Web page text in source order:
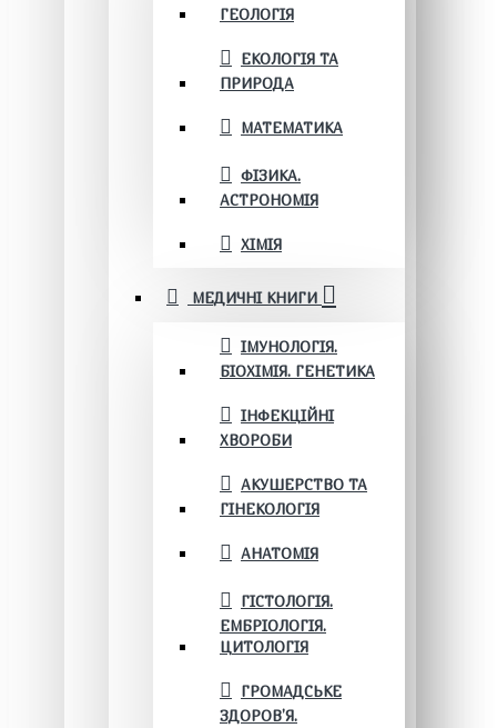
ГЕОЛОГІЯ
ЕКОЛОГІЯ ТА
ПРИРОДА
МАТЕМАТИКА
ФІЗИКА.
АСТРОНОМІЯ
ХІМІЯ
МЕДИЧНІ КНИГИ
ІМУНОЛОГІЯ.
БІОХІМІЯ. ГЕНЕТИКА
ІНФЕКЦІЙНІ
ХВОРОБИ
АКУШЕРСТВО ТА
ГІНЕКОЛОГІЯ
АНАТОМІЯ
ГІСТОЛОГІЯ.
ЕМБРІОЛОГІЯ.
ЦИТОЛОГІЯ
ГРОМАДСЬКЕ
ЗДОРОВ’Я.